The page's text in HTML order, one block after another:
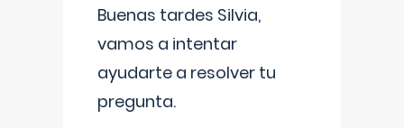
Buenas tardes Silvia,
vamos a intentar
ayudarte a resolver tu
pregunta.